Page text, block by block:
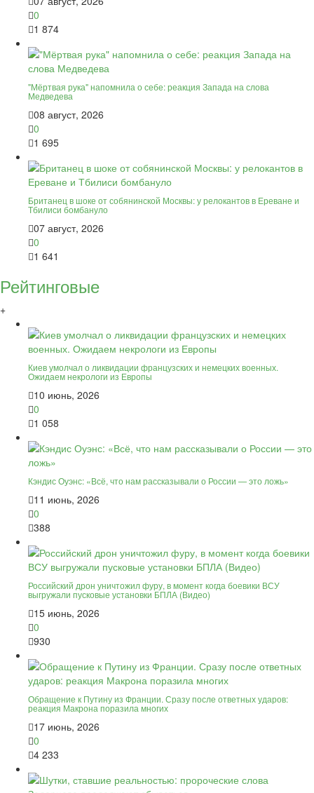
0
1 874
"Мёртвая рука" напомнила о себе: реакция Запада на слова
Медведева
08 август, 2026
0
1 695
Британец в шоке от собянинской Москвы: у релокантов в Ереване и
Тбилиси бомбануло
07 август, 2026
0
1 641
Рейтинговые
+
Киев умолчал о ликвидации французских и немецких военных.
Ожидаем некрологи из Европы
10 июнь, 2026
0
1 058
Кэндис Оуэнс: «Всё, что нам рассказывали о России — это ложь»
11 июнь, 2026
0
388
Российский дрон уничтожил фуру, в момент когда боевики ВСУ
выгружали пусковые установки БПЛА (Видео)
15 июнь, 2026
0
930
Обращение к Путину из Франции. Сразу после ответных ударов:
реакция Макрона поразила многих
17 июнь, 2026
0
4 233